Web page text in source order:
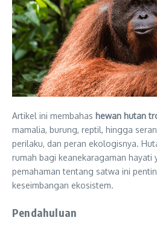
Artikel ini membahas hewan hutan
mamalia, burung, reptil, hingga
perilaku, dan peran ekologisnya.
rumah bagi keanekaragaman hayati
pemahaman tentang satwa ini
keseimbangan ekosistem.
Pendahuluan